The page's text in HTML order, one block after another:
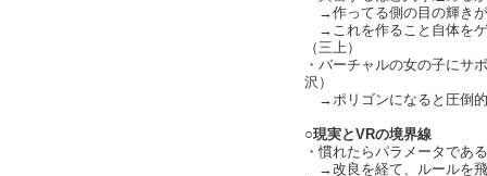
→作ってる側の目の輝き
→これを作ること自体をゲ
（三上）
・バーチャルの女の子にサ
沢）
→ポリゴンになると圧倒
○現実とVRの境界線
・慣れたらパラメータであ
→改良を経て、ルールを飛